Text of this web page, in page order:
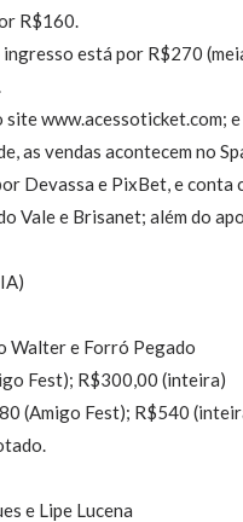
R$160.
está por R$270
www.acessoticket.com;
as vendas acontecem no
Devassa e PixBet, e
Vale e Brisanet; além do
Walter e Forró Pegado
Fest); R$300,00 (inteira)
(Amigo Fest); R$540
e Lipe Lucena